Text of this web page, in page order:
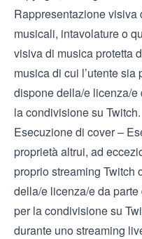
Rappresentazione visiva
musicali, intavolature o
visiva di musica protetta
musica di cui l’utente
dispone della/e licenza/
la condivisione su Twitch.
Esecuzione di cover –
proprietà altrui, ad
proprio streaming Twitch
della/e licenza/e da
per la condivisione su
durante uno streaming